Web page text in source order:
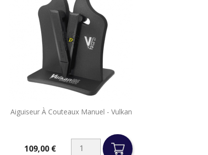
Aiguiseur À Couteaux Manuel - Vulkan
109,00 €
Aperçu rapide